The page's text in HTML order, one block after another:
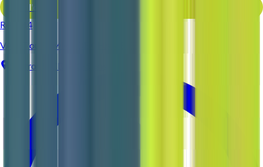
Voir l'offre
Reso 44
VALET ou FEMME DE CHAMBRE
Sautron